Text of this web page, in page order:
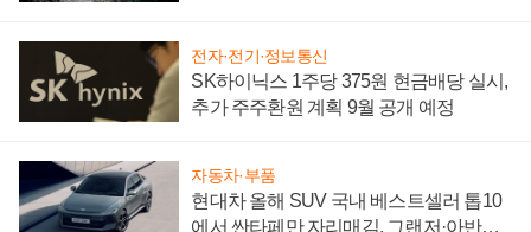
전자·전기·정보통신
SK하이닉스 1주당 375원 현금배당 실시,
추가 주주환원 계획 9월 공개 예정
자동차·부품
현대차 올해 SUV 국내 베스트셀러 톱10
에서 싼타페만 자리매김, 그랜저·아반떼